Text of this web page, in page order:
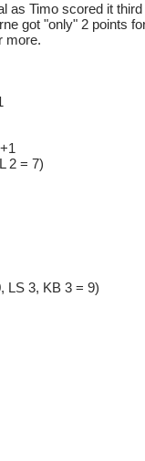
as Timo scored it
got "only" 2 points
more.
2 = 7)
LS 3, KB 3 = 9)